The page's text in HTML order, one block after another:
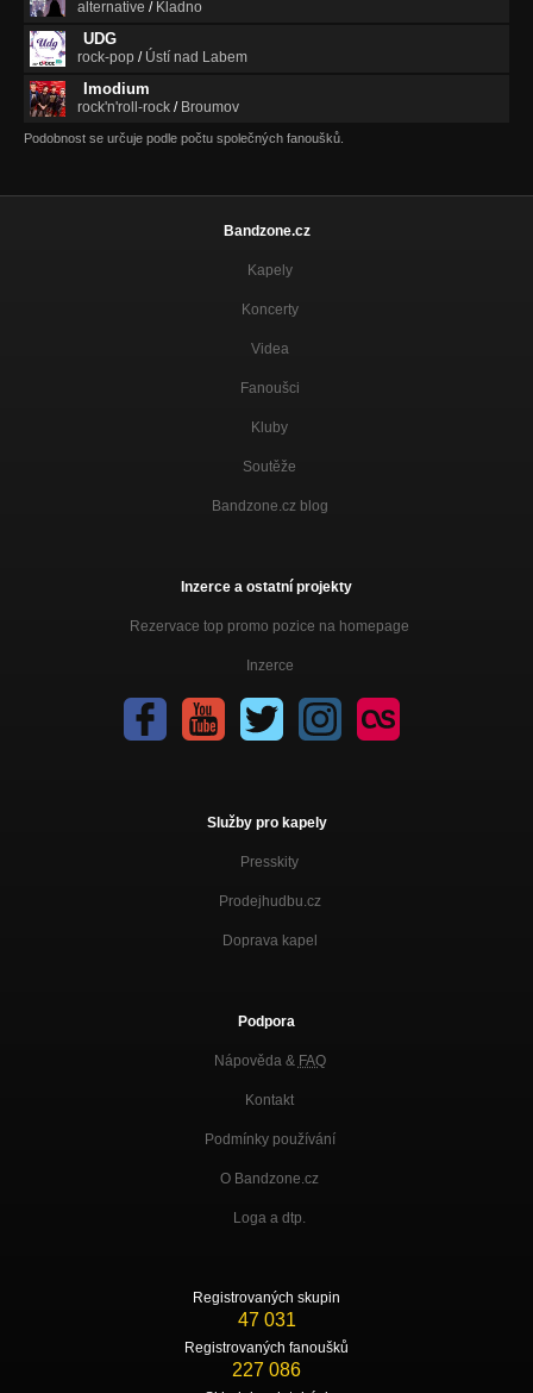
alternative / Kladno
UDG
rock-pop / Ústí nad Labem
Imodium
rock'n'roll-rock / Broumov
Podobnost se určuje podle počtu společných fanoušků.
Bandzone.cz
Kapely
Koncerty
Videa
Fanoušci
Kluby
Soutěže
Bandzone.cz blog
Inzerce a ostatní projekty
Rezervace top promo pozice na homepage
Inzerce
Služby pro kapely
Presskity
Prodejhudbu.cz
Doprava kapel
Podpora
Nápověda & FAQ
Kontakt
Podmínky používání
O Bandzone.cz
Loga a dtp.
Registrovaných skupin
47 031
Registrovaných fanoušků
227 086